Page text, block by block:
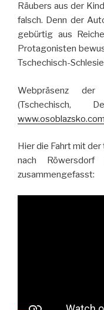
Räubers aus der
falsch. Denn der
gebürtig aus
Protagonisten
Tschechisch-
Webpräsenz der
(Tschechisch,
www.osoblazsko.com
Hier die Fahrt mit
nach
zusammengefasst: